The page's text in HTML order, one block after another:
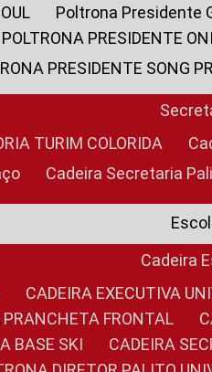
Poltrona Presidente
POLTRONA PRESIDENTE
PRESIDENTE SONG
TURIM COLORIDA
Cadeira Secretaria
Cadeira
CADEIRA EXECUTIVA
PRANCHETA FRONTAL
BASE SKI
CADEIRA